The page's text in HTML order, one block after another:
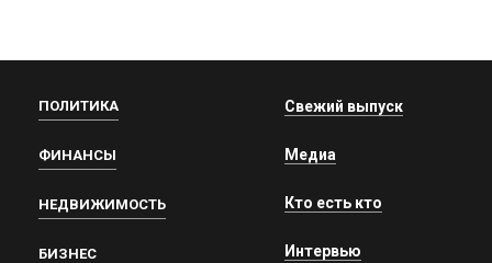
ПОЛИТИКА
ФИНАНСЫ
НЕДВИЖИМОСТЬ
БИЗНЕС
Свежий выпуск
Медиа
Кто есть кто
Интервью